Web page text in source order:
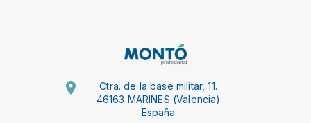
Ctra. de la base militar, 11.
46163 MARINES (Valencia)
España